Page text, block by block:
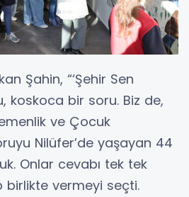
Şahin, “‘Şehir Sen
koskoca bir soru. Biz de,
ve Çocuk
Nilüfer’de yaşayan 44
Onlar cevabı tek tek
birlikte vermeyi seçti.